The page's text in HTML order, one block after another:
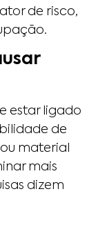
de risco,
estar ligado
de
material
mais
dizem